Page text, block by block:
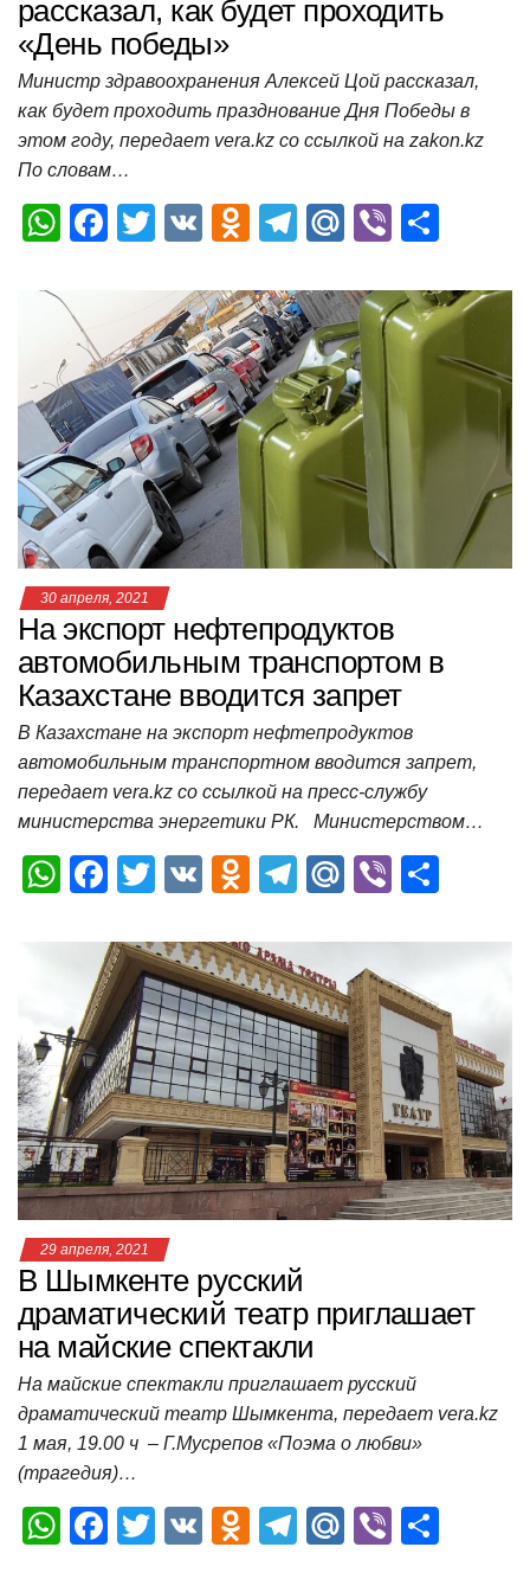
рассказал, как будет проходить
«День победы»
Министр здравоохранения Алексей Цой рассказал,
как будет проходить празднование Дня Победы в
этом году, передает vera.kz со ссылкой на zakon.kz
По словам…
W
at
s
A
p
p
F
e
b
o
o
k
T
tt
er
V
O
n
o
kl
a
ss
ni
ki
T
e
gr
a
m
M
.R
u
Vi
er п
р
а
и
30 апреля, 2021
На экспорт нефтепродуктов
автомобильным транспортом в
Казахстане вводится запрет
В Казахстане на экспорт нефтепродуктов
автомобильным транспортном вводится запрет,
передает vera.kz со ссылкой на пресс-службу
министерства энергетики РК. Министерством…
W
at
A
p
p
F
c
e
b
o
o
k
T
tt
er
V
O
n
o
kl
a
ss
ni
ki
T
e
gr
a
m
M
.R
u
Vi
er п
а
в
и
т
ь
29 апреля, 2021
В Шымкенте русский
драматический театр приглашает
на майские спектакли
На майские спектакли приглашает русский
драматический театр Шымкента, передает vera.kz
1 мая, 19.00 ч – Г.Мусрепов «Поэма о любви»
(трагедия)…
W
F
T
V
O
T
M
Vi